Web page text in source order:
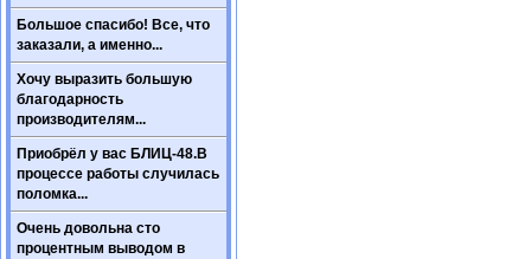
Большое спасибо! Все, что
заказали, а именно...
Хочу выразить большую
благодарность
производителям...
Приобрёл у вас БЛИЦ-48.В
процессе работы случилась
поломка...
Очень довольна сто
процентным выводом в